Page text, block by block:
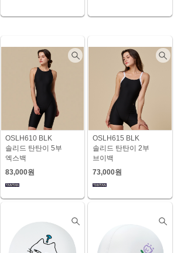
OSLH610 BLK
솔리드 탄탄이 5부
엑스백
83,000원
OSLH615 BLK
솔리드 탄탄이 2부
브이백
73,000원